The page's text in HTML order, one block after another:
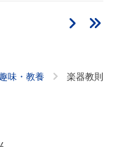
趣味・教養 楽器教則